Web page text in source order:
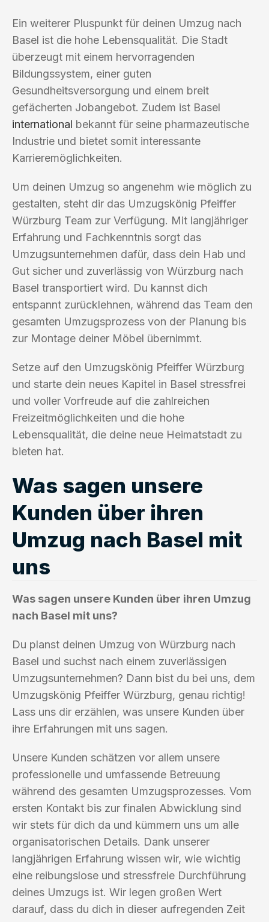
Ein weiterer Pluspunkt für deinen Umzug nach
Basel ist die hohe Lebensqualität. Die Stadt
überzeugt mit einem hervorragenden
Bildungssystem, einer guten
Gesundheitsversorgung und einem breit
gefächerten Jobangebot. Zudem ist Basel
international bekannt für seine pharmazeutische
Industrie und bietet somit interessante
Karrieremöglichkeiten.
Um deinen Umzug so angenehm wie möglich zu
gestalten, steht dir das Umzugskönig Pfeiffer
Würzburg Team zur Verfügung. Mit langjähriger
Erfahrung und Fachkenntnis sorgt das
Umzugsunternehmen dafür, dass dein Hab und
Gut sicher und zuverlässig von Würzburg nach
Basel transportiert wird. Du kannst dich
entspannt zurücklehnen, während das Team den
gesamten Umzugsprozess von der Planung bis
zur Montage deiner Möbel übernimmt.
Setze auf den Umzugskönig Pfeiffer Würzburg
und starte dein neues Kapitel in Basel stressfrei
und voller Vorfreude auf die zahlreichen
Freizeitmöglichkeiten und die hohe
Lebensqualität, die deine neue Heimatstadt zu
bieten hat.
Was sagen unsere
Kunden über ihren
Umzug nach Basel mit
uns
Was sagen unsere Kunden über ihren Umzug
nach Basel mit uns?
Du planst deinen Umzug von Würzburg nach
Basel und suchst nach einem zuverlässigen
Umzugsunternehmen? Dann bist du bei uns, dem
Umzugskönig Pfeiffer Würzburg, genau richtig!
Lass uns dir erzählen, was unsere Kunden über
ihre Erfahrungen mit uns sagen.
Unsere Kunden schätzen vor allem unsere
professionelle und umfassende Betreuung
während des gesamten Umzugsprozesses. Vom
ersten Kontakt bis zur finalen Abwicklung sind
wir stets für dich da und kümmern uns um alle
organisatorischen Details. Dank unserer
langjährigen Erfahrung wissen wir, wie wichtig
eine reibungslose und stressfreie Durchführung
deines Umzugs ist. Wir legen großen Wert
darauf, dass du dich in dieser aufregenden Zeit